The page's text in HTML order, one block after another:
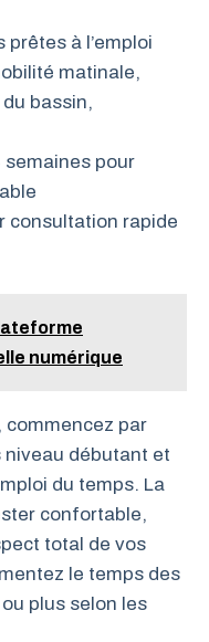
à l’emploi
matinale,
bassin,
semaines pour
consultation rapide
numérique
commencez par
niveau débutant et
du temps. La
confortable,
total de vos
le temps des
plus selon les